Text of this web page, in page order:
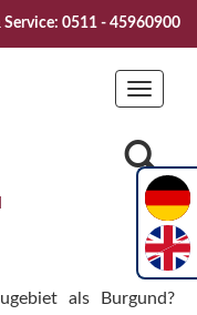
Vive la
Service: 0511 - 45960900
Toggle
als Burgund?